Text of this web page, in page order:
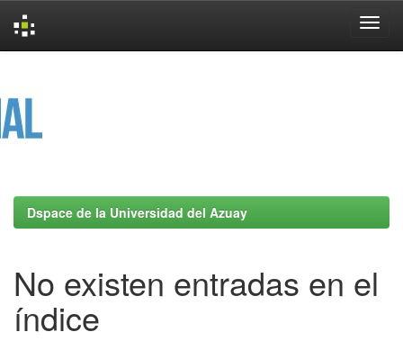
Dspace de la Universidad del Azuay
No existen entradas en el
índice